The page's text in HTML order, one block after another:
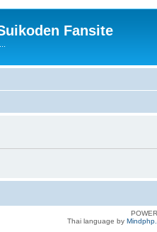
Fansite
Thai language by